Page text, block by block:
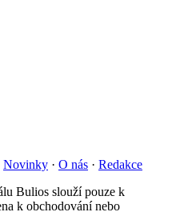
Novinky · O nás · Redakce
Bulios slouží pouze k
k obchodování nebo